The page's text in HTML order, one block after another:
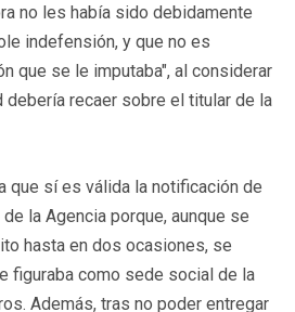
no les había sido debidamente
indefensión, y que no es
que se le imputaba", al considerar
recaer sobre el titular de la
que sí es válida la notificación de
la Agencia porque, aunque se
hasta en dos ocasiones, se
figuraba como sede social de la
Además, tras no poder entregar